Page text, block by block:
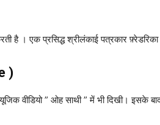
है । एक प्रसिद्ध श्रीलंकाई पत्रकार
)
वीडियो ” ओह साथी ” में भी दिखी। इसके